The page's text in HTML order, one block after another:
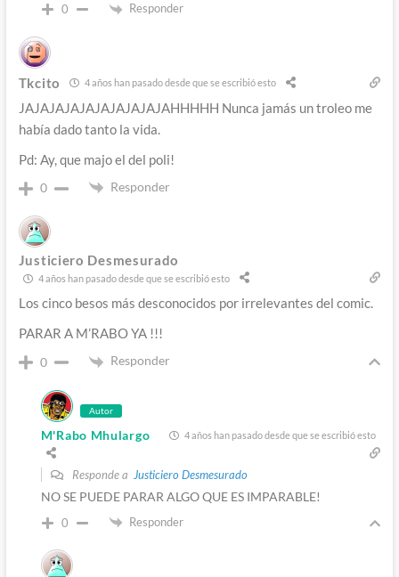
0 Responder
Tkcito 4 años han pasado desde que se escribió esto
JAJAJAJAJAJAJAJAJAJAHHHHH Nunca jamás un troleo me
había dado tanto la vida.
Pd: Ay, que majo el del poli!
0 Responder
Justiciero Desmesurado
4 años han pasado desde que se escribió esto
Los cinco besos más desconocidos por irrelevantes del comic.
PARAR A M’RABO YA !!!
0 Responder
Autor
M'Rabo Mhulargo 4 años han pasado desde que se escribió esto
Responde a Justiciero Desmesurado
NO SE PUEDE PARAR ALGO QUE ES IMPARABLE!
0 Responder